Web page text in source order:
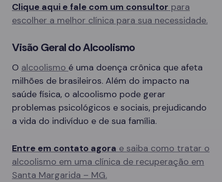
Clique aqui e fale com um consultor para
escolher a melhor clínica para sua necessidade.
Visão Geral do Alcoolismo
O alcoolismo é uma doença crônica que afeta
milhões de brasileiros. Além do impacto na
saúde física, o alcoolismo pode gerar
problemas psicológicos e sociais, prejudicando
a vida do indivíduo e de sua família.
Entre em contato agora e saiba como tratar o
alcoolismo em uma clínica de recuperação em
Santa Margarida – MG.